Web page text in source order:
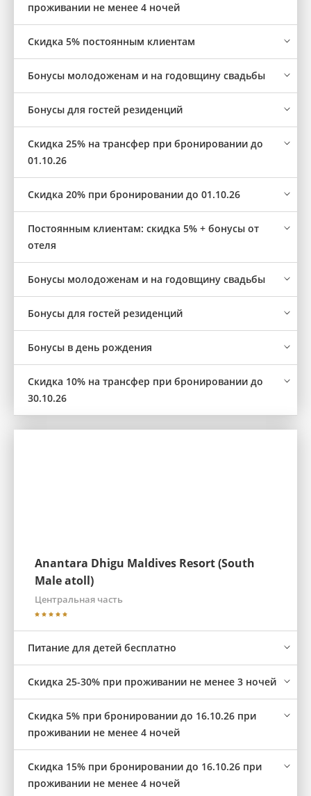
проживании не менее 4 ночей
Скидка 5% постоянным клиентам
Бонусы молодоженам и на годовщину свадьбы
Бонусы для гостей резиденций
Скидка 25% на трансфер при бронировании до
01.10.26
Скидка 20% при бронировании до 01.10.26
Постоянным клиентам: скидка 5% + бонусы от
отеля
Бонусы молодоженам и на годовщину свадьбы
Бонусы для гостей резиденций
Бонусы в день рождения
Скидка 10% на трансфер при бронировании до
30.10.26
Anantara Dhigu Maldives Resort (South
Male atoll)
Центральная часть
Питание для детей бесплатно
Cкидка 25-30% при проживании не менее 3 ночей
Скидка 5% при бронировании до 16.10.26 при
проживании не менее 4 ночей
Скидка 15% при бронировании до 16.10.26 при
проживании не менее 4 ночей